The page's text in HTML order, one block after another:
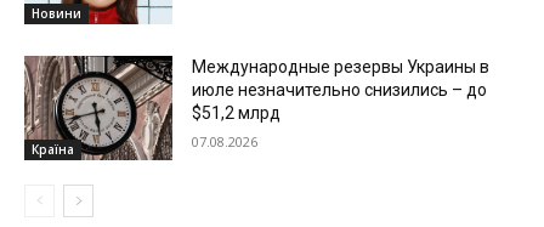
Новини
Країна
Международные резервы Украины в
июле незначительно снизились – до
$51,2 млрд
07.08.2026